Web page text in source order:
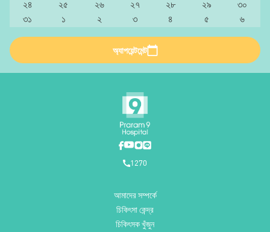
২৪
২৫ ২৬ ২৭ ২৮ ২৯
৩০
৩১
১ ২ ৩ ৪ ৫ ৬
অ্যাপয়েন্টমেন্ট
1270
আমাদের সম্পর্কে
চিকিৎসা কেন্দ্র
চিকিৎসক খুঁজুন